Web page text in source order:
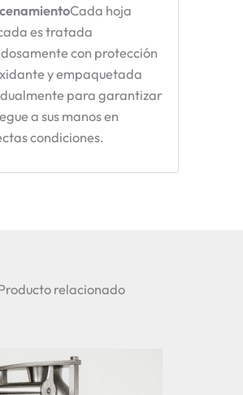
Cada hoja
es tratada
con protección
y empaquetada
para garantizar
a sus manos en
condiciones.
relacionado